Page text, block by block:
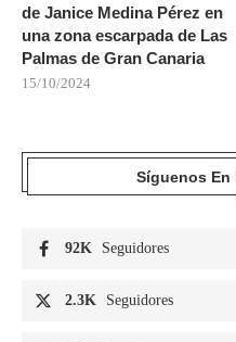
de Janice Medina Pérez en
una zona escarpada de Las
Palmas de Gran Canaria
15/10/2024
Síguenos En
92K Seguidores
2.3K Seguidores